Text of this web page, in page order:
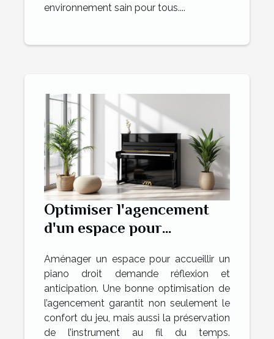
environnement sain pour tous....
Optimiser l'agencement
d'un espace pour
Aménager un espace pour accueillir un
piano droit demande réflexion et
anticipation. Une bonne optimisation de
l’agencement garantit non seulement le
confort du jeu, mais aussi la préservation
de l’instrument au fil du temps.